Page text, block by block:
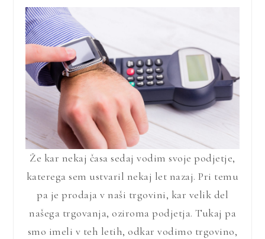
Že kar nekaj časa sedaj vodim svoje podjetje,
katerega sem ustvaril nekaj let nazaj. Pri temu
pa je prodaja v naši trgovini, kar velik del
našega trgovanja, oziroma podjetja. Tukaj pa
smo imeli v teh letih, odkar vodimo trgovino,